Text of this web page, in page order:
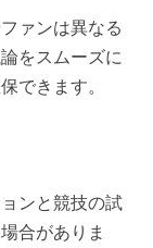
ァンは異なる
をスムーズに
できます。
ンと競技の試
合がありま